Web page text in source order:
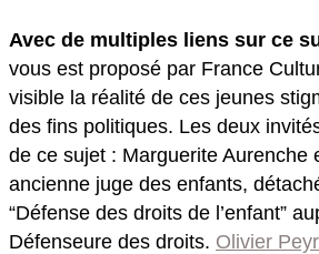
Avec de multiples liens sur ce
vous est proposé par France
visible la réalité de ces jeunes
des fins politiques. Les deux
de ce sujet : Marguerite Aurenche
ancienne juge des enfants,
“Défense des droits de l’enfant”
Défenseure des droits. Olivier